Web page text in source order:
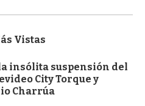
Vistas
insólita suspensión del
City Torque y
Charrúa